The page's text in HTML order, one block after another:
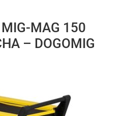
MIG-MAG 150
– DOGOMIG